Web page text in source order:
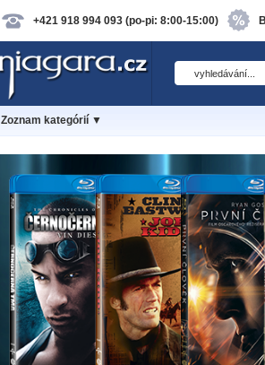
+421 918 994 093 (po-pi: 8:00-15:00)
Zoznam kategórií ▼